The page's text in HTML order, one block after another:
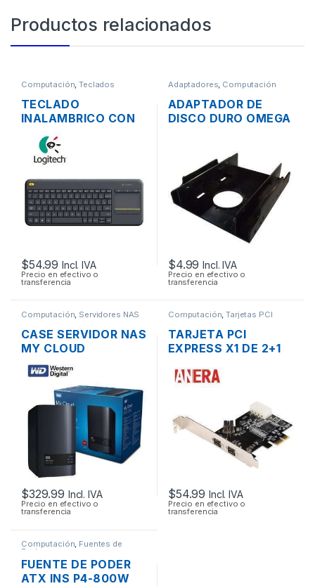
Productos relacionados
Computación,Teclados
TECLADO
INALAMBRICO CON
TOUCHPAD
LOGITECH K400 EN
ESPAÑOL
COLOR NEGRO
MULTIMEDIA
$54.99 Incl. IVA
Precio en efectivo o
transferencia
Adaptadores, Computación
ADAPTADOR DE
DISCO DURO OMEGA
$4.99 Incl. IVA
Precio en efectivo o
transferencia
Computación Servidores NAS
CASE SERVIDOR NAS
MY CLOUD
WESTERN DIGITAL 2
BAHÍAS SATA CON
USB 3.0 Y PUERTO
DE RED GIGABIT
$329.99 Incl. IVA
Precio en efectivo o
transferencia
Computación ,Tarjetas PCI
TARJETA PCI
EXPRESS X1 DE 2+1
IEEE-1394 PUERTO
$54.99 Incl. IVA
Precio en efectivo o
transferencia
Computación, Fuentes de
Poder
FUENTE DE PODER
ATX INS P4-800W